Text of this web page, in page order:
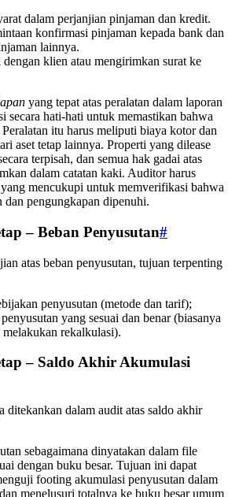
dalam perjanjian pinjaman dan kredit.
konfirmasi pinjaman kepada bank dan
lainnya.
klien atau mengirimkan surat ke
yang tepat atas peralatan dalam laporan
secara hati-hati untuk memastikan bahwa
itu harus meliputi biaya kotor dan
aset tetap lainnya. Properti yang dilease
terpisah, dan semua hak gadai atas
dalam catatan kaki. Auditor harus
mencukupi untuk memverifikasi bahwa
dan pengungkapan dipenuhi.
– Beban Penyusutan#
atas beban penyusutan, tujuan terpenting
penyusutan (metode dan tarif);
yang sesuai dan benar (biasanya
rekalkulasi).
– Saldo Akhir Akumulasi
ditekankan dalam audit atas saldo akhir
sebagaimana dinyatakan dalam file
dengan buku besar. Tujuan ini dapat
footing akumulasi penyusutan dalam
menelusuri totalnya ke buku besar umum